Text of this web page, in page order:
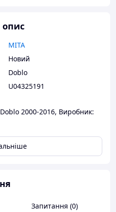
опис
MITA
Новий
Doblo
U04325191
2000-2016, Виробник:
Запитання (0)